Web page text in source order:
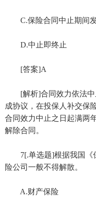
C.保险合同中止期间发
D.中止即终止
[答案]A
[解析]合同效力依法中
成协议，在投保人补交保
合同效力中止之日起满两
解除合同。
7[.单选题]根据我国《
险公司一般不得解散。
A.财产保险